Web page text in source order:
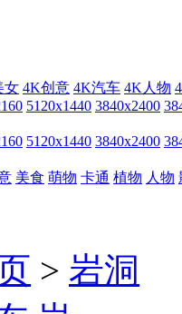
女 4K创意 4K汽车 4K人物
5120x1440 3840x2400
5120x1440 3840x2400
美食 萌物 卡通 植物 人物
> 岩洞